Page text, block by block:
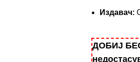
Издавач:
ДОБИЈ